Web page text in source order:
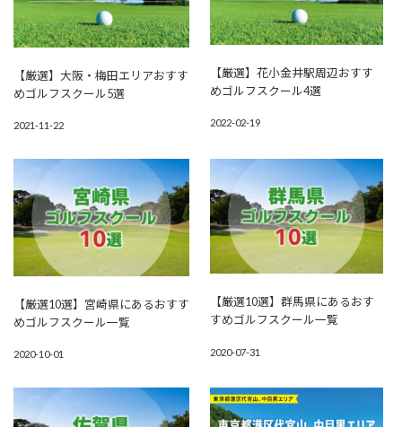
【厳選】大阪・梅田エリアおすす
めゴルフスクール5選
2021-11-22
【厳選】花小金井駅周辺おすす
めゴルフスクール4選
2022-02-19
【厳選10選】宮崎県にあるおすす
めゴルフスクール一覧
2020-10-01
【厳選10選】群馬県にあるおす
すめゴルフスクール一覧
2020-07-31